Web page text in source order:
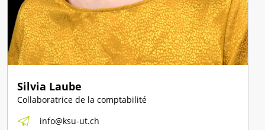
Silvia Laube
Collaboratrice de la comptabilité
info@ksu-ut.ch